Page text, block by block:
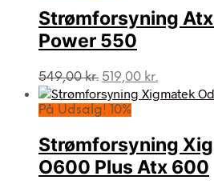
559,00 kr..519,00 kr..
Strømforsyning
Power 550
549,00kr. Den
oprindelige
pris
549,00 kr..
519,00 kr.
aktuelle
519,00
På Udsalg! 10%
Strømforsyning
O600 Plus Atx 600